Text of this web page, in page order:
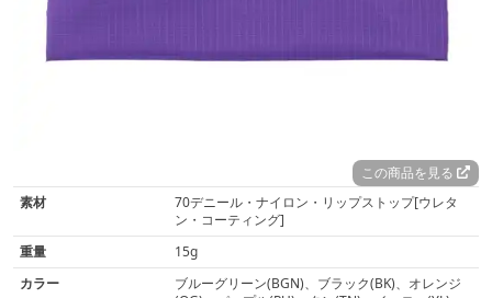
この商品を見る
素材
70デニール・ナイロン・リップストップ[ウレタ
ン・コーティング]
重量
15g
カラー
ブルーグリーン(BGN)、ブラック(BK)、オレンジ